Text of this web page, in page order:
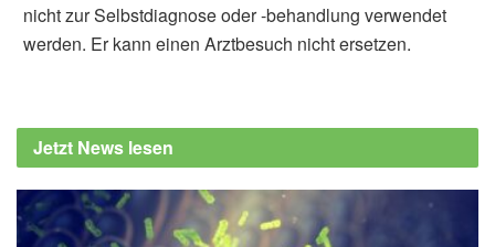
nicht zur Selbstdiagnose oder -behandlung verwendet
werden. Er kann einen Arztbesuch nicht ersetzen.
Jetzt News lesen